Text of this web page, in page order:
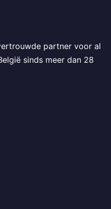
partner voor al
sinds meer dan 28